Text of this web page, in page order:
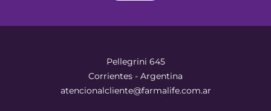
Pellegrini 645
Corrientes - Argentina
atencionalcliente@farmalife.com.ar